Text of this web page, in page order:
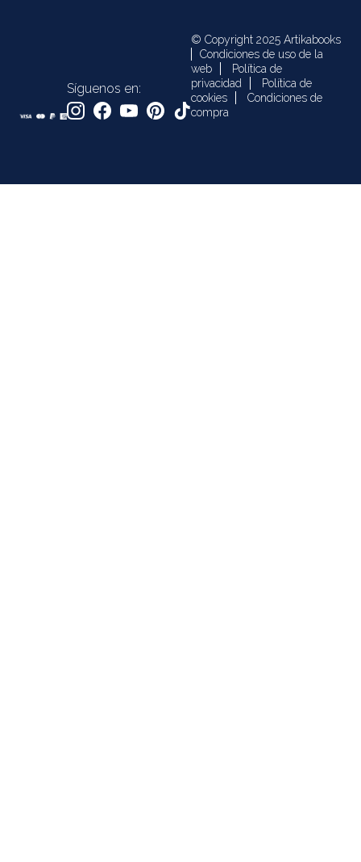
Síguenos en:
© Copyright 2025 Artikabooks
Condiciones de uso de la
web
Política de
privacidad
Política de
cookies
Condiciones de
compra